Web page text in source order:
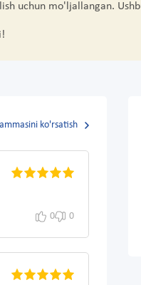
uchun mo'ljallangan.
ko'rsatish
0 0